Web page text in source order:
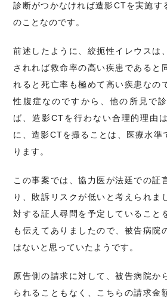
診断がつかなければ造影CTを実施す
のことなのです。
前述したように、絞扼性イレウスは
されれば救命率の高い疾患であると
れると死亡率も極めて高い疾患なの
性腹症なのですから、他の所見で
ば、造影CTを行わない合理的理由
に、造影CTを撮ることは、医療水準
ります。
この事案では、協力医が法廷での証
り、敗訴リスクが低いと考えられま
対する証人尋問を予定していること
も伝えてありましたので、被告病院
はないと思っていたようです。
原告側の請求に対して、被告病院か
られることもなく、こちらの請求金